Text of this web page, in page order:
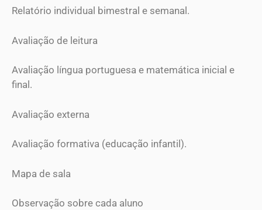
Relatório individual bimestral e semanal.
Avaliação de leitura
Avaliação língua portuguesa e matemática inicial e
final.
Avaliação externa
Avaliação formativa (educação infantil).
Mapa de sala
Observação sobre cada aluno